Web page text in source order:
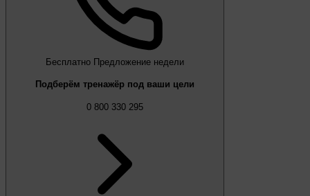
Бесплатно Предложение недели
Подберём тренажёр под ваши цели
0 800 330 295